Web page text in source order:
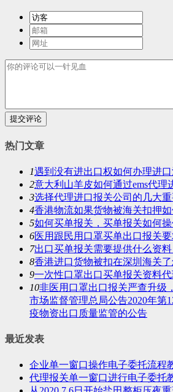
提交评论
热门文章
1遇到没有进出口权如何办理进口
2意大利山羊皮如何通过ems代理
3选择代理进口报关公司的几大
4香港物流如果货物被海关扣押
5如何买单报关，买单报关如何操
6医用跟民用口罩买单出口报关
7出口买单报关需要提供什么资料
8香港进口货物被扣在深圳海关了
9一次性口罩出口买单报关资料
10非医用口罩出口报关严查升级
市场监督管理总局公告2020年第
疫物资出口质量监管的公告
最近发表
企业单一窗口操作电子委托流程
代理报关单一窗口进行电子委托